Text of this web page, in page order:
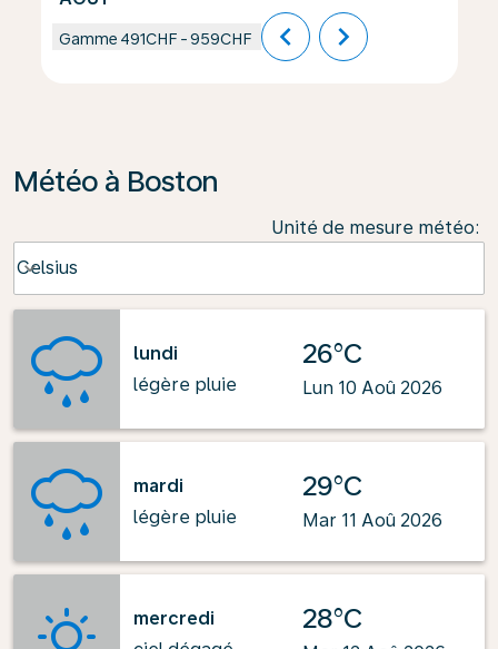
Gamme 491CHF -959CHF chevron_left chevron_right
Météo à Boston
Unité de mesure météo:
Celsius
keyboard_arrow_down
lundi
légère pluie
26°C
Lun 10 Aoû 2026
mardi
légère pluie
29°C
Mar 11 Aoû 2026
mercredi
28°C